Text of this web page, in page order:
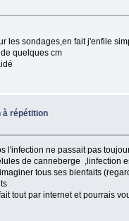
les sondages,en fait j'enfile
quelques cm
à répétition
l'infection ne passait pas
de canneberge ,linfection
tous ses bienfaits
tout par internet et pourrais